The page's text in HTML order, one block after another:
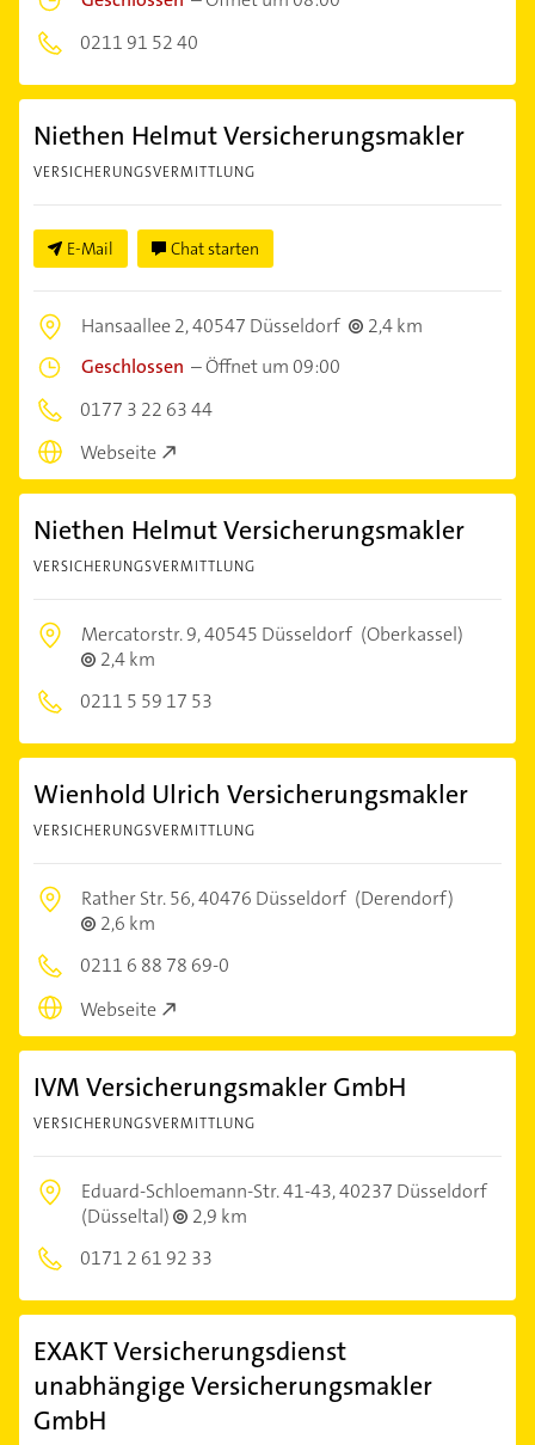
0211 91 52 40
Niethen Helmut Versicherungsmakler
VERSICHERUNGSVERMITTLUNG
E-Mail Chat starten
Hansaallee 2,40547 Düsseldorf
2,4 km
Geschlossen –Öffnet um 09:00
0177 3 22 63 44
Webseite
Niethen Helmut Versicherungsmakler
VERSICHERUNGSVERMITTLUNG
Mercatorstr. 9,40545 Düsseldorf (Oberkassel)
2,4 km
0211 5 59 17 53
Wienhold Ulrich Versicherungsmakler
VERSICHERUNGSVERMITTLUNG
Rather Str. 56,40476 Düsseldorf (Derendorf)
2,6 km
0211 6 88 78 69-0
Webseite
IVM Versicherungsmakler GmbH
VERSICHERUNGSVERMITTLUNG
Eduard-Schloemann-Str. 41-43,40237 Düsseldorf
(Düsseltal)
2,9 km
0171 2 61 92 33
EXAKT Versicherungsdienst
unabhängige Versicherungsmakler
GmbH